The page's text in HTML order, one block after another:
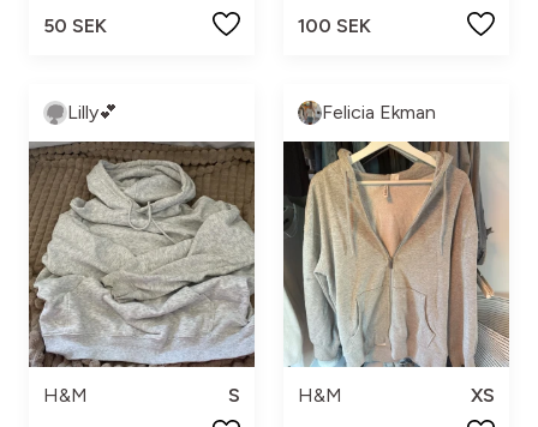
50 SEK
100 SEK
Lilly💕
H&M
S
Felicia Ekman
H&M
XS